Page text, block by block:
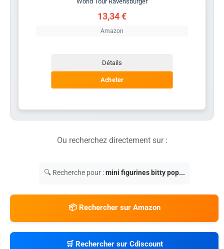
13,34 €
Amazon
Détails
Acheter
Ou recherchez directement sur :
🔍 Recherche pour :mini figurines bitty pop...
📦 Rechercher sur Amazon
🛒 Rechercher sur Cdiscount